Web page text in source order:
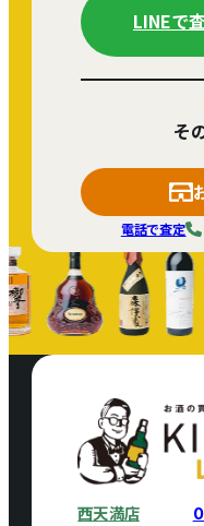
LINEで
そ
電話で査定
西天満店